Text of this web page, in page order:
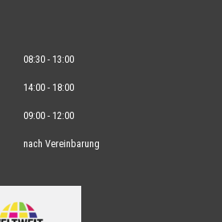
08:30 - 13:00
14:00 - 18:00
09:00 - 12:00
nach Vereinbarung